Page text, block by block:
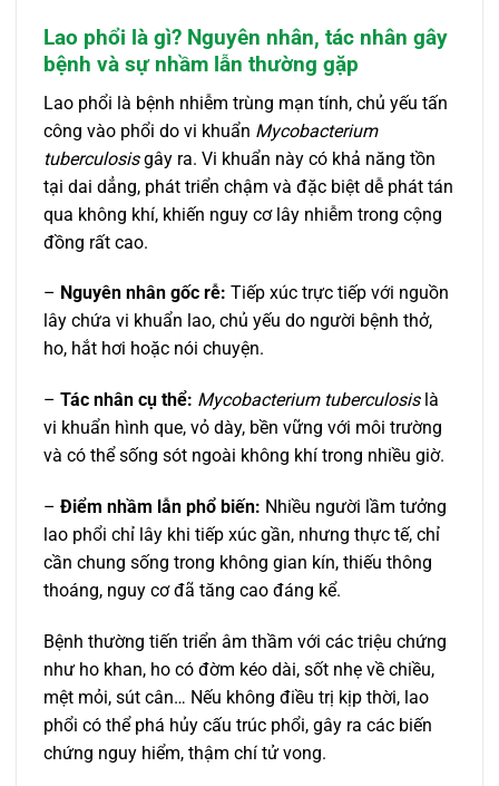
Lao phổi là gì? Nguyên nhân, tác nhân gây
bệnh và sự nhầm lẫn thường gặp
Lao phổi là bệnh nhiễm trùng mạn tính, chủ yếu tấn
công vào phổi do vi khuẩn Mycobacterium
tuberculosisgây ra. Vi khuẩn này có khả năng tồn
tại dai dẳng, phát triển chậm và đặc biệt dễ phát tán
qua không khí, khiến nguy cơ lây nhiễm trong cộng
đồng rất cao.
– Nguyên nhân gốc rễ: Tiếp xúc trực tiếp với nguồn
lây chứa vi khuẩn lao, chủ yếu do người bệnh thở,
ho, hắt hơi hoặc nói chuyện.
– Tác nhân cụ thể: Mycobacterium tuberculosislà
vi khuẩn hình que, vỏ dày, bền vững với môi trường
và có thể sống sót ngoài không khí trong nhiều giờ.
– Điểm nhầm lẫn phổ biến: Nhiều người lầm tưởng
lao phổi chỉ lây khi tiếp xúc gần, nhưng thực tế, chỉ
cần chung sống trong không gian kín, thiếu thông
thoáng, nguy cơ đã tăng cao đáng kể.
Bệnh thường tiến triển âm thầm với các triệu chứng
như ho khan, ho có đờm kéo dài, sốt nhẹ về chiều,
mệt mỏi, sút cân… Nếu không điều trị kịp thời, lao
phổi có thể phá hủy cấu trúc phổi, gây ra các biến
chứng nguy hiểm, thậm chí tử vong.